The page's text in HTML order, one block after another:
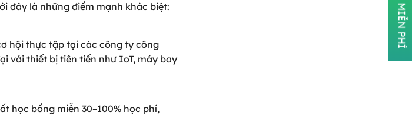
đây là những điểm mạnh khác biệt:
hội thực tập tại các công ty công
với thiết bị tiên tiến như IoT, máy bay
học bổng miễn 30–100% học phí,